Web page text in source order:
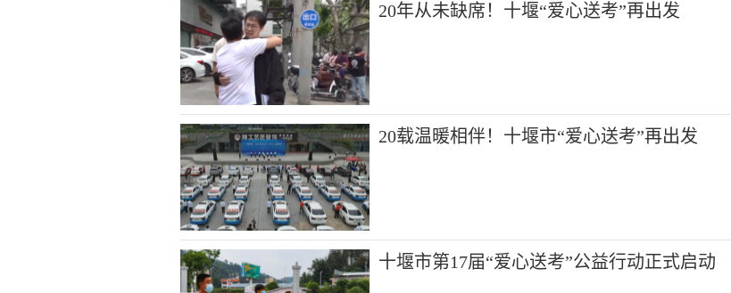
20年从未缺席！十堰“爱心送考”再出发
20载温暖相伴！十堰市“爱心送考”再出发
十堰市第17届“爱心送考”公益行动正式启动